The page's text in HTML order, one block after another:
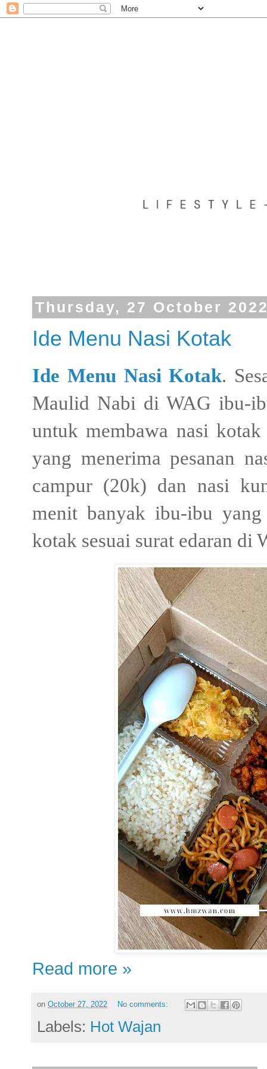
Thursday, 27 October
Ide Menu Nasi Kotak
Ide Menu Nasi Kotak.
Maulid Nabi di WAG ibu-
untuk membawa nasi
yang menerima pesanan
campur (20k) dan nasi
menit banyak ibu-ibu
kotak sesuai surat edaran di
Read more »
on October 27, 2022 No comments:
Labels: Hot Wajan